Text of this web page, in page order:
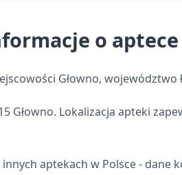
o aptece
Głowno, województwo
Głowno. Lokalizacja apteki
aptekach w Polsce -